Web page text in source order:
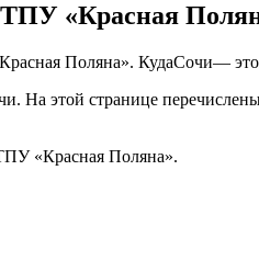
ТПУ «Красная
Поляна». КудаСочи—
этой странице
«Красная Поляна».